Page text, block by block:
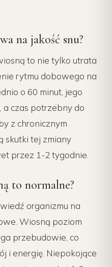
na jakość snu?
to nie tylko utrata
rytmu dobowego na
o 60 minut, jego
a czas potrzebny do
z chronicznym
skutki tej zmiany
przez 1-2 tygodnie.
to normalne?
organizmu na
Wiosną poziom
przebudowie, co
i energię. Niepokojące